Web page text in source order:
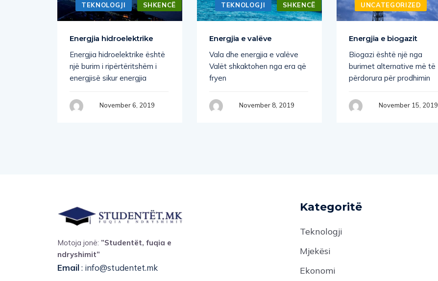
TEKNOLOGJI SHKENCË
Energjia hidroelektrike
Energjia hidroelektrike është
një burim i ripërtëritshëm i
energjisë sikur energjia
November 6, 2019
TEKNOLOGJI
SHKENCË
Energjia e valëve
Vala dhe energjia e valëve
Valët shkaktohen nga era që
fryen
November 8, 2019
UNCATEGORIZED
Energjia e biogazit
Biogazi është një nga
burimet alternative më të
përdorura për prodhimin
November 15, 2019
Motoja jonë: ”Studentët, fuqia e
ndryshimit”
Email: info@studentet.mk
Kategoritë
Teknologji
Mjekësi
Ekonomi